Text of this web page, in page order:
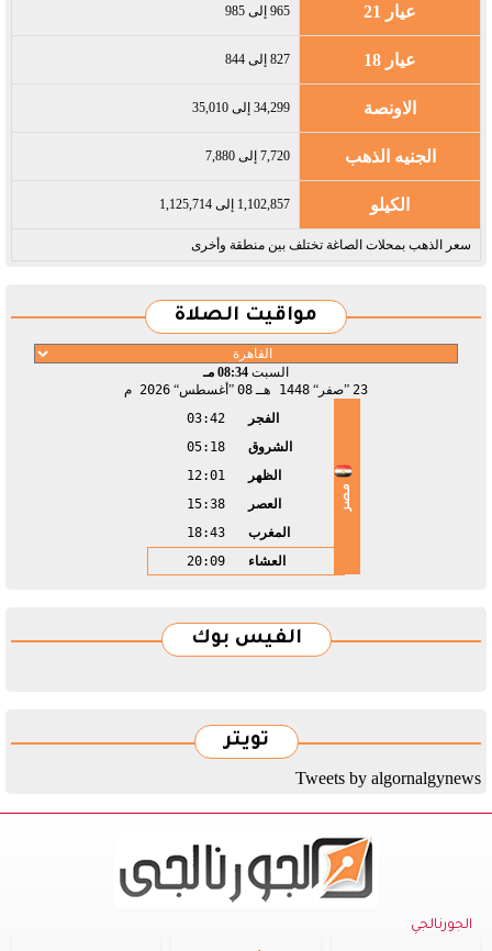
عيار 21 965 إلى 985
عيار 18 827 إلى 844
الاونصة 34,299 إلى 35,010
الجنيه الذهب 7,720 إلى 7,880
الكيلو 1,102,857 إلى 1,125,714
سعر الذهب بمحلات الصاغة تختلف بين منطقة وأخرى
مواقيت الصلاة
السبت 08:34 مـ
23
صفر 1448 هـ 08 أغسطس 2026 م
مصر
الفجر
03:42
الشروق
05:18
الظهر
12:01
العصر
15:38
المغرب
18:43
العشاء
20:09
الفيس بوك
تويتر
Tweets by algornalgynews
الجورنالجي